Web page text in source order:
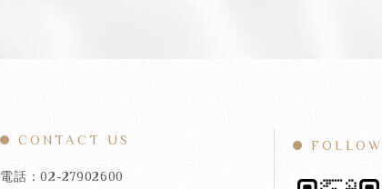
CONTACT US
電話：02-27902600